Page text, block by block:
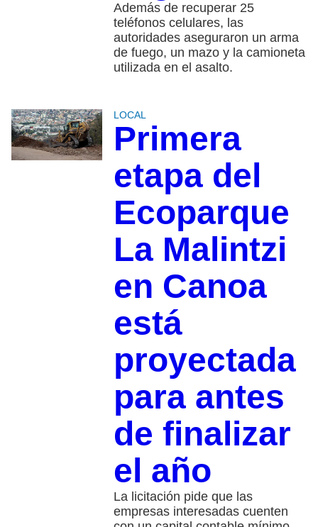
Además de recuperar 25
teléfonos celulares, las
autoridades aseguraron un arma
de fuego, un mazo y la camioneta
utilizada en el asalto.
LOCAL
Primera
etapa del
Ecoparque
La Malintzi
en Canoa
está
proyectada
para antes
de finalizar
el año
La licitación pide que las
empresas interesadas cuenten